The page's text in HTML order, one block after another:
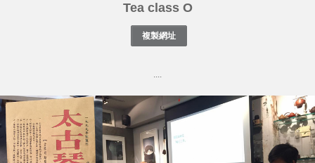
Tea class O
....